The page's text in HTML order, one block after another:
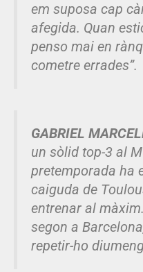
em suposa cap
afegida. Quan
penso mai en
cometre errades”.
GABRIEL
un sòlid top-3 al
pretemporada ha
caiguda de
entrenar al
segon a
repetir-ho